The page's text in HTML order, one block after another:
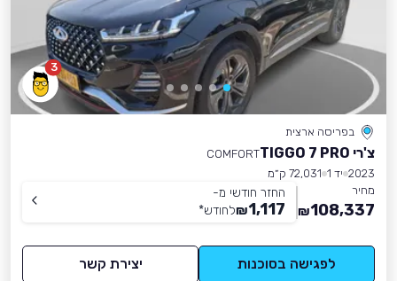
3
בפריסה ארצית
צ'רי TIGGO 7 PRO
COMFORT
2023 יד 1
72,031 ק״מ
מחיר
108,337
₪
החזר חודשי מ-
1,117
₪לחודש*
לפגישה בסוכנות יצירת קשר